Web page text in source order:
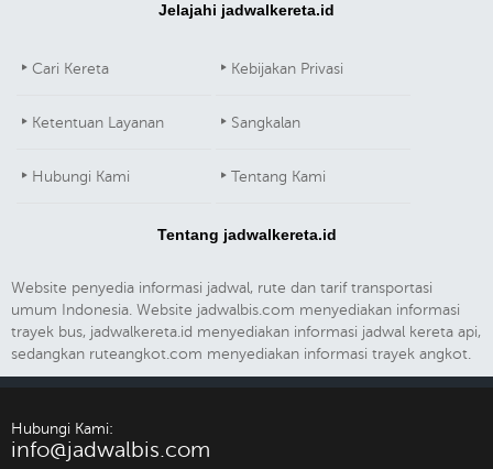
Jelajahi jadwalkereta.id
Cari Kereta Kebijakan Privasi
Ketentuan Layanan Sangkalan
Hubungi Kami Tentang Kami
Tentang jadwalkereta.id
Website penyedia informasi jadwal, rute dan tarif transportasi
umum Indonesia. Website jadwalbis.com menyediakan informasi
trayek bus, jadwalkereta.id menyediakan informasi jadwal kereta api,
sedangkan ruteangkot.com menyediakan informasi trayek angkot.
Hubungi Kami:
info@jadwalbis.com